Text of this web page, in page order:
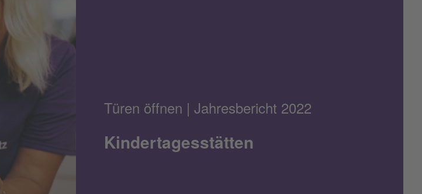
Türen öffnen | Jahresbericht 2022
Kindertagesstätten